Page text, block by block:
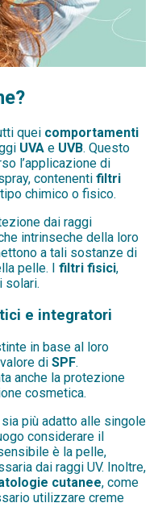
quei comportamenti
UVA e UVB. Questo
l’applicazione di
contenenti filtri
chimico o fisico.
dai raggi
intrinseche della loro
a tali sostanze di
pelle. I filtri fisici,
solari.
e integratori
in base al loro
di SPF.
anche la protezione
cosmetica.
più adatto alle singole
considerare il
è la pelle,
dai raggi UV. Inoltre,
cutanee, come
utilizzare creme